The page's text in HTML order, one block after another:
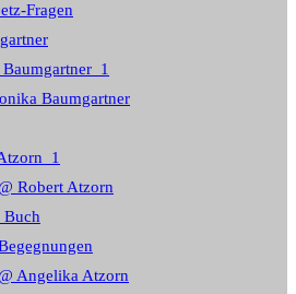
Fragen
Baumgartner
Robert Atzorn
Buch
Angelika Atzorn